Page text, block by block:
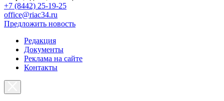
+7 (8442) 25-19-25
office@riac34.ru
Предложить новость
Редакция
Документы
Реклама на сайте
Контакты